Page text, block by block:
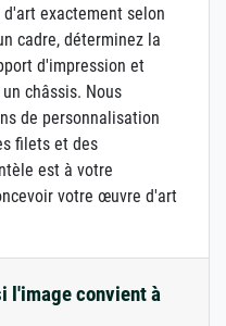
exactement selon
cadre, déterminez la
d'impression et
châssis. Nous
de personnalisation
filets et des
est à votre
votre œuvre d'art
l'image convient à